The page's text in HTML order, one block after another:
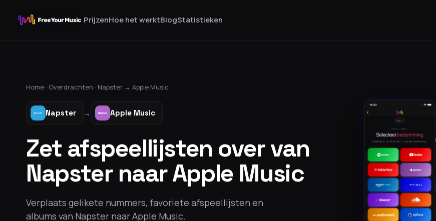
PrijzenHoe het werktBlogStatistieken
Home · Overdrachten · Napster → Apple Music
Napster → Apple Music
Zet afspeellijsten over van
Napster naar Apple Music
Verplaats gelikete nummers, favoriete afspeellijsten en
albums van Napster naar Apple Music.